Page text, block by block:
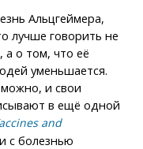
Альцгеймера,
лучше говорить не
о том, что её
уменьшается.
и свои
в ещё одной
and
с болезнью